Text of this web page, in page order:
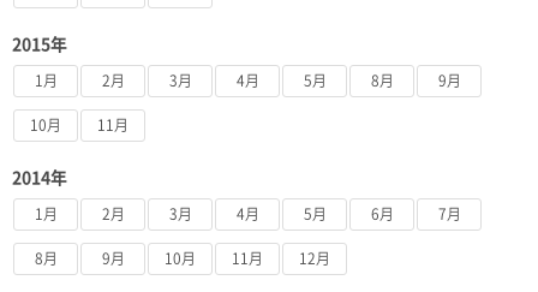
2015年
1月 2月 3月 4月 5月 8月 9月
10月 11月
2014年
1月 2月 3月 4月 5月 6月 7月
8月 9月 10月 11月 12月